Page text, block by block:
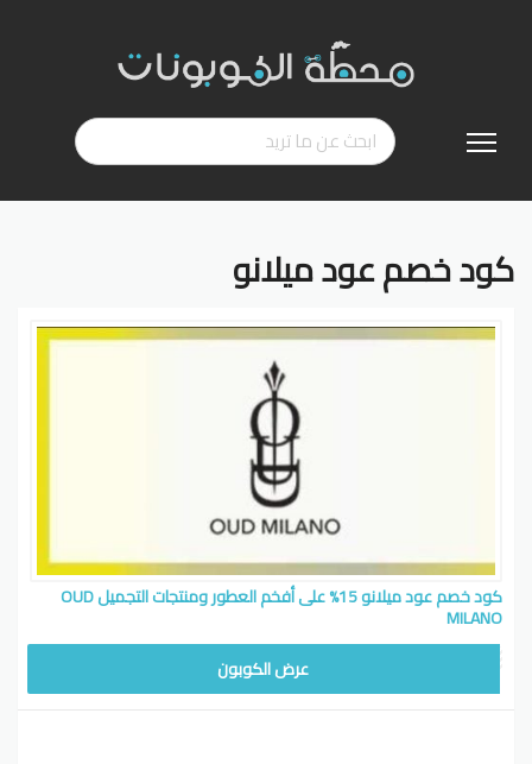
إلى
كود خصم عود ميلانو
كود خصم عود ميلانو 15% على أفخم العطور ومنتجات التجميل OUD
MILANO
عرض الكوبون